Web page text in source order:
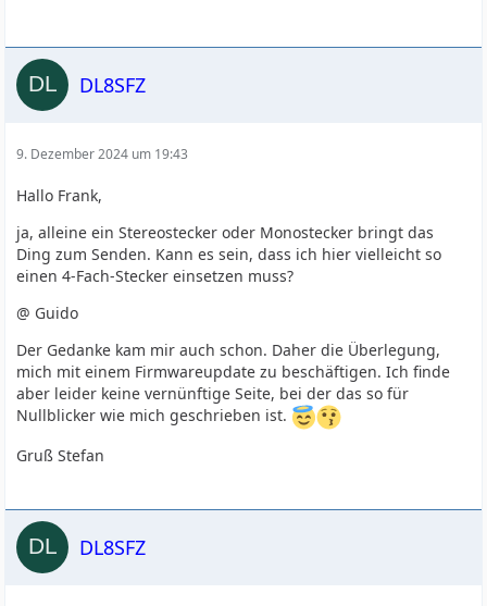
DL8SFZ
9. Dezember 2024 um 19:43
Hallo Frank,
ja, alleine ein Stereostecker oder Monostecker bringt das
Ding zum Senden. Kann es sein, dass ich hier vielleicht so
einen 4-Fach-Stecker einsetzen muss?
@ Guido
Der Gedanke kam mir auch schon. Daher die Überlegung,
mich mit einem Firmwareupdate zu beschäftigen. Ich finde
aber leider keine vernünftige Seite, bei der das so für
Nullblicker wie mich geschrieben ist.
Gruß Stefan
DL8SFZ